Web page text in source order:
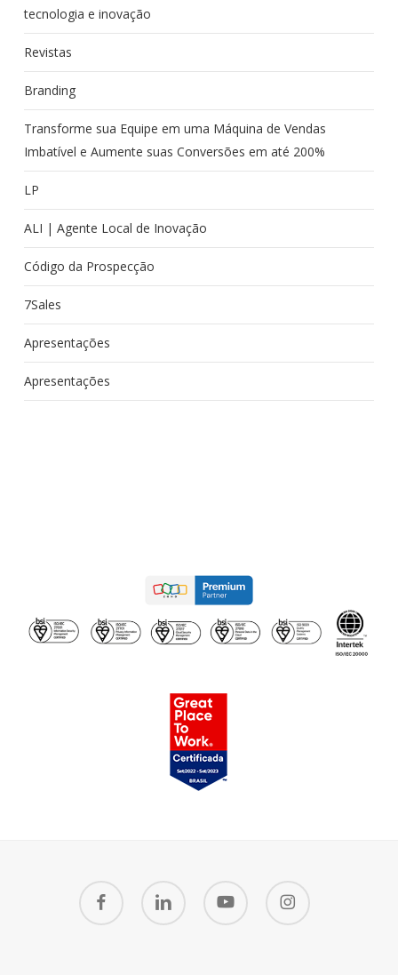
tecnologia e inovação
Revistas
Branding
Transforme sua Equipe em uma Máquina de Vendas
Imbatível e Aumente suas Conversões em até 200%
LP
ALI | Agente Local de Inovação
Código da Prospecção
7Sales
Apresentações
Apresentações
facebook linkedin youtube instagram